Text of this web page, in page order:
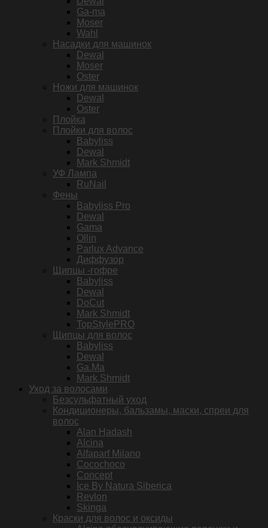
Ga-ma
Moser
Wahl
Насадки для машинок
Dewal
Moser
Oster
Ножи для машинок
Dewal
Oster
Плойка
Плойки для волос
Babyliss
Dewal
Mark Shmidt
УФ Лампа
RuNail
Фены
Babyliss Pro
Dewal
Gama
Ollin
Parlux Advance
Диффузор
Щипцы -гофре
Babyliss
Dewal
DoCut
Mark Shmidt
TopStylePRO
Щипцы для волос
Babyliss
Dewal
Ga.Ma
Mark Shmidt
Уход за волосами
Безсульфатный уход
Кондиционеры, бальзамы, маски, спреи для
волос
Alan Hadash
Alcina
Alfaparf Milano
Cocochoco
Concept
Ice By Natura Siberica
Revlon
Skinga
Краски для волос и оксиды